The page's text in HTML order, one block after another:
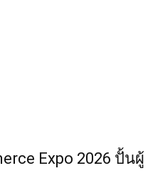
Expo 2026 ปั้นผู้